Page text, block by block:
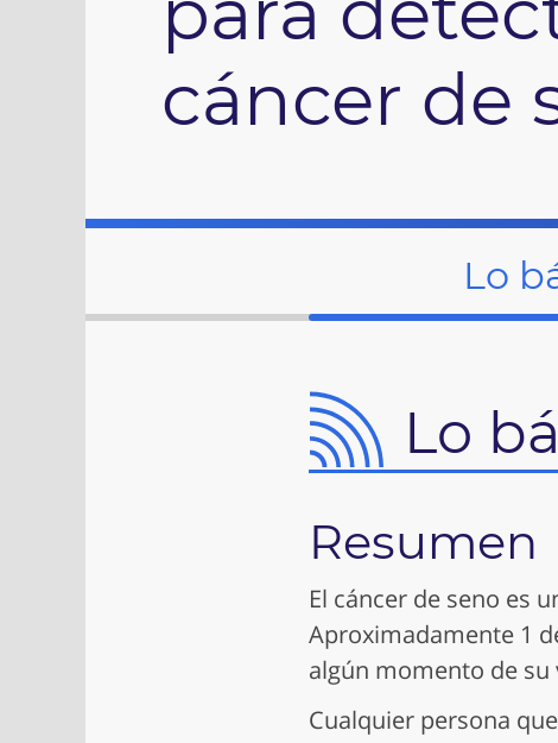
cáncer de
Lo
Lo
Resumen
El cáncer de seno es
Aproximadamente 1
algún momento de su
Cualquier persona